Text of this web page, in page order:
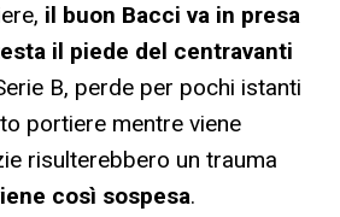
il buon Bacci va in presa
il piede del centravanti
B, perde per pochi istanti
portiere mentre viene
risulterebbero un trauma
così sospesa.